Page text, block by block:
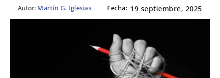
Autor: Martín G. Iglesias Fecha: 19 septiembre, 2025